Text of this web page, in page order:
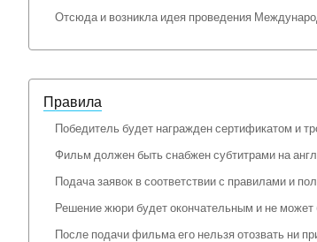
Отсюда и возникла идея проведения
Правила
Победитель будет награжден сертификатом и
Фильм должен быть снабжен субтитрами на
Подача заявок в соответствии с правилами и
Решение жюри будет окончательным и не может
После подачи фильма его нельзя отозвать ни